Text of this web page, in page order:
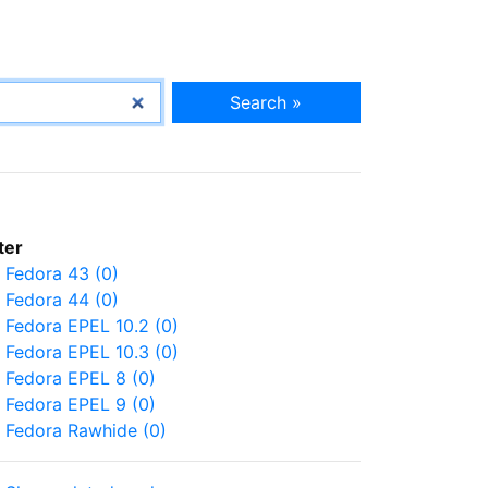
Search »
Fedora 43 (0)
Fedora 44 (0)
Fedora EPEL 10.2 (0)
Fedora EPEL 10.3 (0)
Fedora EPEL 8 (0)
Fedora EPEL 9 (0)
Fedora Rawhide (0)